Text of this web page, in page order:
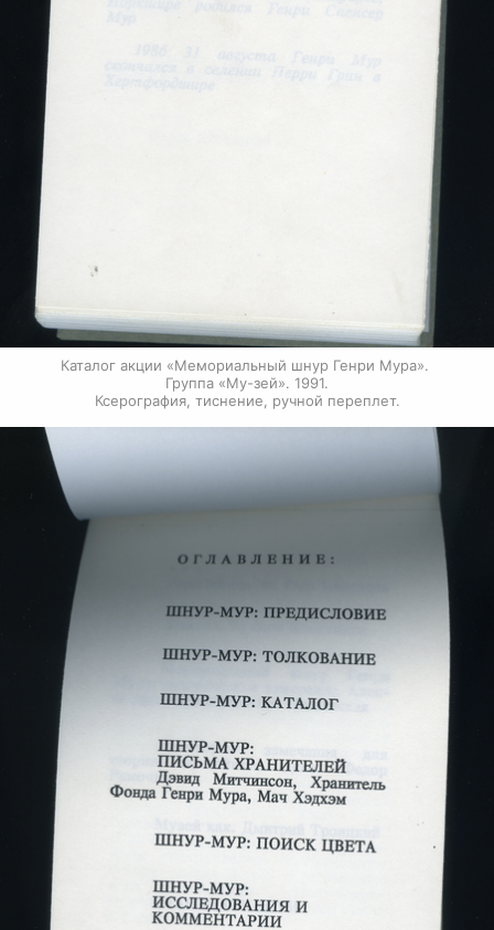
Каталог акции «Мемориальный шнур Генри Мура».
Группа «Му-зей». 1991.
Ксерография, тиснение, ручной переплет.